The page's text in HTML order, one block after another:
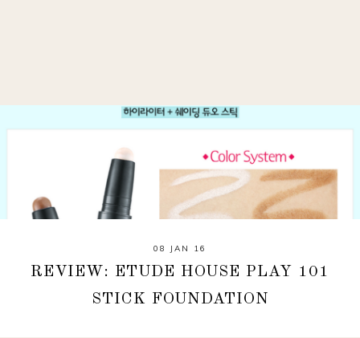
08 JAN 16
REVIEW: ETUDE HOUSE PLAY 101
STICK FOUNDATION